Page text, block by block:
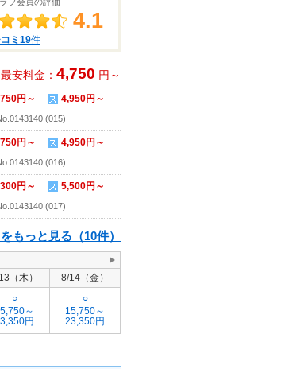
4.1
ミ19件
最安料金：4,750 円～
円～ 4,950円～
(015)
円～ 4,950円～
(016)
円～ 5,500円～
(017)
もっと見る（10件）
（木） 8/14（金）
○
～
円
○
15,750～
23,350円